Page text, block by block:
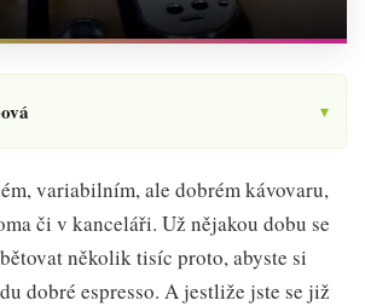
▾
variabilním, ale dobrém kávovaru,
či v kanceláři. Už nějakou dobu se
několik tisíc proto, abyste si
dobré espresso. A jestliže jste se již